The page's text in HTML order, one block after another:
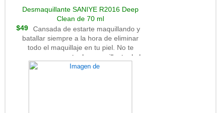
la vez suave y enérgica. Estas notas
evocan la imagen de un hombre seguro
de sí mismo que se destaca en la
multitud.A medida que la fragancia se
desarrolla, elementos como el pachulí y
el vainille
Desmaquillante SANIYE R2016 Deep
Clean de 70 ml
$49
Cansada de estarte maquillando y
batallar siempre a la hora de eliminar
todo el maquillaje en tu piel. No te
preocupes con este desmaquillante de la
marca de prestigio saniy? tu piel